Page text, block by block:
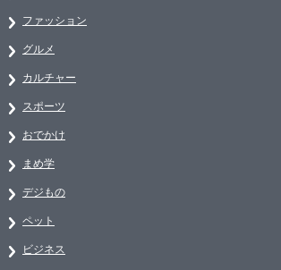
ファッション
グルメ
カルチャー
スポーツ
おでかけ
まめ学
デジもの
ペット
ビジネス